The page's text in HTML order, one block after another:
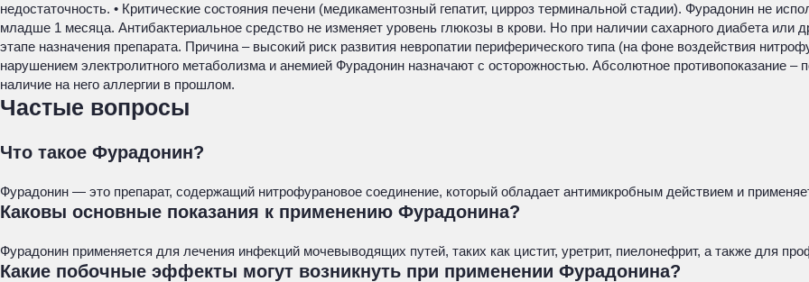
недостаточность. • Критические состояния печени (медикаментозный гепатит, цирроз терминальной стадии). Фурадонин не
младше 1 месяца. Антибактериальное средство не изменяет уровень глюкозы в крови. Но при наличии сахарного диабета или
этапе назначения препарата. Причина – высокий риск развития невропатии периферического типа (на фоне воздействия
нарушением электролитного метаболизма и анемией Фурадонин назначают с осторожностью. Абсолютное противопоказание –
наличие на него аллергии в прошлом.
Частые вопросы
Что такое Фурадонин?
Фурадонин — это препарат, содержащий нитрофурановое соединение, который обладает антимикробным действием и
Каковы основные показания к применению Фурадонина?
Фурадонин применяется для лечения инфекций мочевыводящих путей, таких как цистит, уретрит, пиелонефрит, а также для
Какие побочные эффекты могут возникнуть при применении Фурадонина?